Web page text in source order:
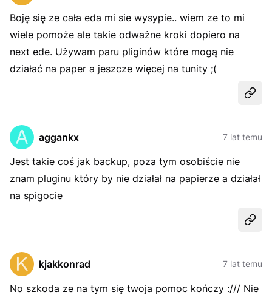
Boję się ze cała eda mi sie wysypie.. wiem ze to mi
wiele pomoże ale takie odważne kroki dopiero na
next ede. Używam paru pliginów które mogą nie
działać na paper a jeszcze więcej na tunity ;(
aggankx 7 lat temu
Jest takie coś jak backup, poza tym osobiście nie
znam pluginu który by nie działał na papierze a działał
na spigocie
kjakkonrad 7 lat temu
No szkoda ze na tym się twoja pomoc kończy :/// Nie